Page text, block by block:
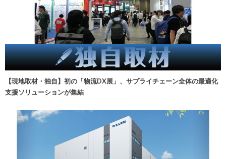
【現地取材・独自】初の「物流DX展」、サプライチェーン全体の最適化
支援ソリューションが集結